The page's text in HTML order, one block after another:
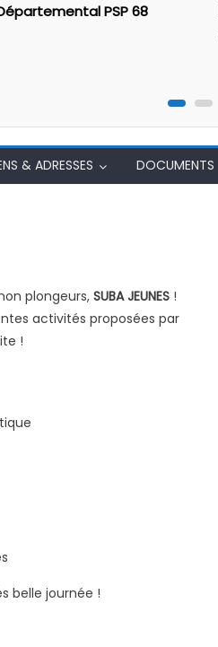
et Stage initial
& ADRESSES DOCUMENTS
plongeurs, SUBA JEUNES !
activités proposées par
!
belle journée !